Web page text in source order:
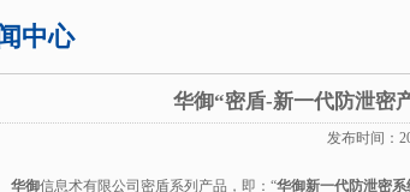
中心
华御“密盾-新一代防泄密
发布时间：
华御信息术有限公司密盾系列产品，即：“华御新一代防泄密系